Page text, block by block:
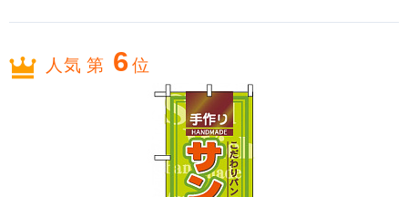
人気 第 6位